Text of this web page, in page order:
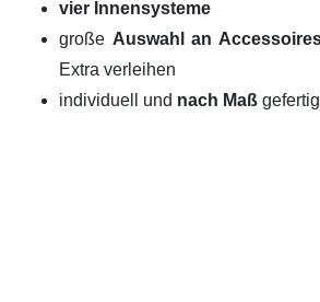
vier Innensysteme
große Auswahl an
Extra verleihen
individuell und nach Maß